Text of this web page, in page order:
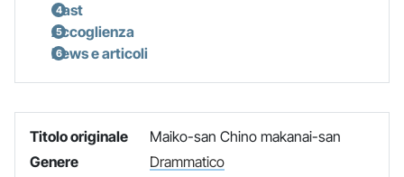
Cast
Accoglienza
News e articoli
Titolo originale
Maiko-san Chino makanai-san
Genere
Drammatico